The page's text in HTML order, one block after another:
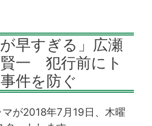
早すぎる」広瀬
一 犯行前にト
件を防ぐ
が2018年7月19日、木曜